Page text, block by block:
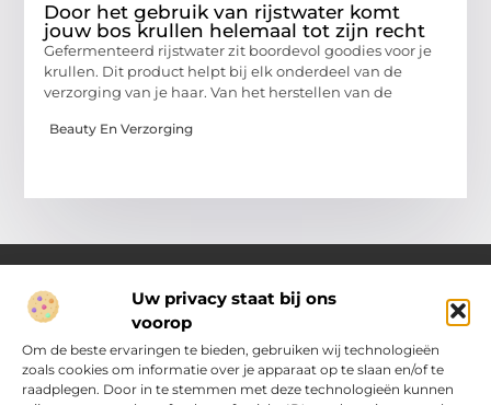
Uw privacy staat bij ons
voorop
Om de beste ervaringen te bieden, gebruiken wij technologieën
zoals cookies om informatie over je apparaat op te slaan en/of te
raadplegen. Door in te stemmen met deze technologieën kunnen
Door het gebruik van rijstwater komt
jouw bos krullen helemaal tot zijn recht
Gefermenteerd rijstwater zit boordevol goodies voor je
krullen. Dit product helpt bij elk onderdeel van de
verzorging van je haar. Van het herstellen van de
Beauty En Verzorging
Over Pakhuisdelft.nl
Jouw bron voor dagelijkse inspiratie en praktische ideeën
Bij PakhuisDelft.nl vind je een gevarieerd aanbod aan artikelen
en blogs die je helpen om jouw dag nét wat leuker, slimmer en